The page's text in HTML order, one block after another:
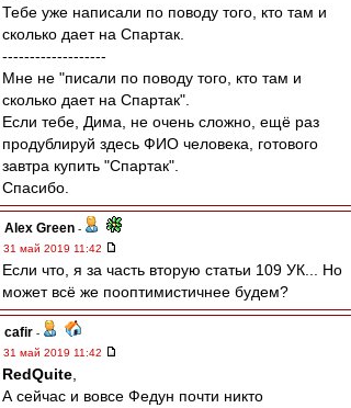
Тебе уже написали по поводу того, кто там и
сколько дает на Спартак.
-------------------
Мне не "писали по поводу того, кто там и
сколько дает на Спартак".
Если тебе, Дима, не очень сложно, ещё раз
продублируй здесь ФИО человека, готового
завтра купить "Спартак".
Спасибо.
Alex Green -
31 май 2019 11:42
Если что, я за часть вторую статьи 109 УК... Но
может всё же пооптимистичнее будем?
cafir -
31 май 2019 11:42
RedQuite
А сейчас и вовсе Федун почти никто